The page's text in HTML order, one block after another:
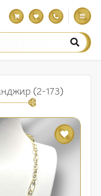
(2-173)